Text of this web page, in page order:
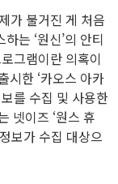
가 불거진 게 처음
는 ‘원신’의 안티
그램이란 의혹이
시한 ‘카오스 아카
를 수집 및 사용한
넷이즈 ‘원스 휴
보가 수집 대상으